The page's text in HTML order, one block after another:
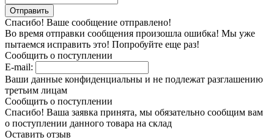
Спасибо! Ваше сообщение отправлено!
Во время отправки сообщения произошла ошибка! Мы уже
пытаемся исправить это! Попробуйте еще раз!
Сообщить о поступлении
E-mail:
Ваши данные конфиденциальны и не подлежат разглашению
третьим лицам
Сообщить о поступлении
Спасибо! Ваша заявка принята, мы обязательно сообщим вам
о поступлении данного товара на склад
Оставить отзыв